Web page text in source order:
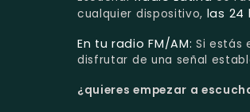
cualquier dispositivo, las 24
En tu radio FM/AM: Si estás
disfrutar de una señal
¿quieres empezar a